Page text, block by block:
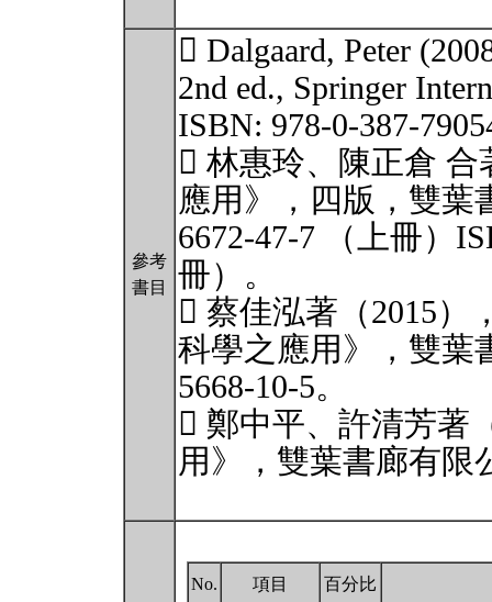
參考
書目
 Dalgaard, Peter
2nd ed., Springer
ISBN: 978-0-387-
 林惠玲、陳正倉 合
應用》，四版，雙葉
6672-47-7 （上冊）
冊）。
 蔡佳泓著（2015）
科學之應用》，雙葉
5668-10-5。
 鄭中平、許清芳著
用》，雙葉書廊有限
No. 項目 百分比